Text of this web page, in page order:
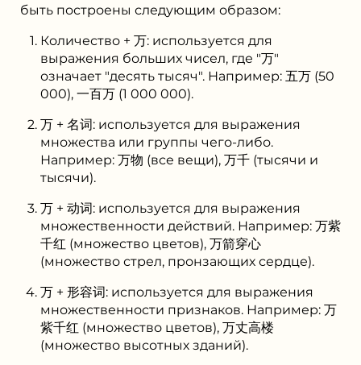
быть построены следующим образом:
Количество + 万: используется для
выражения больших чисел, где "万"
означает "десять тысяч". Например: 五万 (50
000), 一百万 (1 000 000).
万 + 名词: используется для выражения
множества или группы чего-либо.
Например: 万物 (все вещи), 万千 (тысячи и
тысячи).
万 + 动词: используется для выражения
множественности действий. Например: 万紫
千红 (множество цветов), 万箭穿心
(множество стрел, пронзающих сердце).
万 + 形容词: используется для выражения
множественности признаков. Например: 万
紫千红 (множество цветов), 万丈高楼
(множество высотных зданий).